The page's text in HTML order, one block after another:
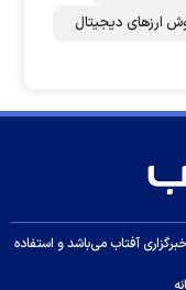
ارزهای دیجیتال
آفتاب می‌باشد و استفاده